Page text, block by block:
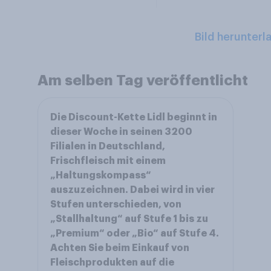
Bild
Am selben Tag veröffentlicht
Die Discount-Kette Lidl beginnt in
dieser Woche in seinen 3200
Filialen in Deutschland,
Frischfleisch mit einem
„Haltungskompass“
auszuzeichnen. Dabei wird in vier
Stufen unterschieden, von
„Stallhaltung“ auf Stufe 1 bis zu
„Premium“ oder „Bio“ auf Stufe 4.
Achten Sie beim Einkauf von
Fleischprodukten auf die